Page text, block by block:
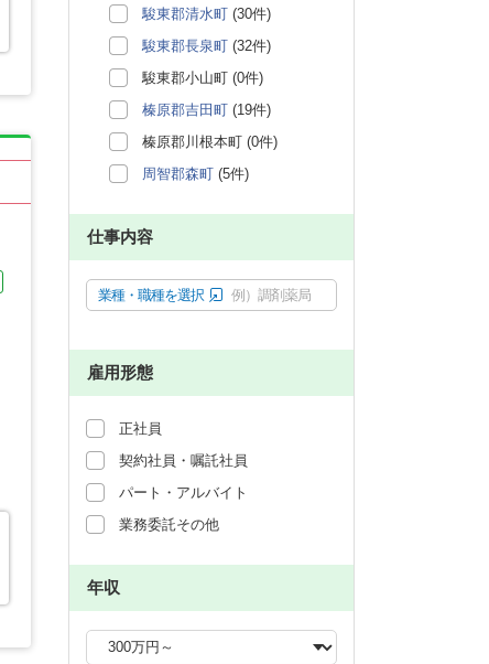
駿東郡清水町 (30件)
駿東郡長泉町 (32件)
駿東郡小山町 (0件)
榛原郡吉田町 (19件)
榛原郡川根本町 (0件)
周智郡森町 (5件)
仕事内容
業種・職種を選択 例）調剤薬局
雇用形態
正社員
契約社員・嘱託社員
パート・アルバイト
業務委託その他
年収